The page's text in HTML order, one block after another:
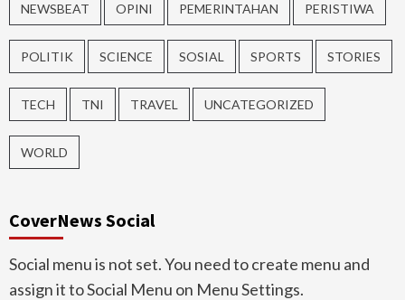
NEWSBEAT OPINI PEMERINTAHAN PERISTIWA
POLITIK SCIENCE SOSIAL SPORTS STORIES
TECH TNI TRAVEL UNCATEGORIZED
WORLD
CoverNews Social
Social menu is not set. You need to create menu and
assign it to Social Menu on Menu Settings.